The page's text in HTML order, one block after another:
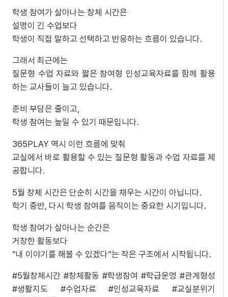
학생 참여가 살아나는 창체 시간은
설명이 긴 수업보다
학생이 직접 말하고 선택하고 반응하는 흐름이 있습니다.
그래서 최근에는
질문형 수업 자료와 짧은 참여형 인성교육자료를 함께 활용
하는 교사들이 늘고 있습니다.
준비 부담은 줄이고,
학생 참여는 높일 수 있기 때문입니다.
365PLAY 역시 이런 흐름에 맞춰
교실에서 바로 활용할 수 있는 질문형 활동과 수업 자료를 제
공합니다.
5월 창체 시간은 단순히 시간을 채우는 시간이 아닙니다.
학기 중반, 다시 학생 참여를 움직이는 중요한 시기입니다.
학생 참여가 살아나는 순간은
거창한 활동보다
“내 이야기를 해볼 수 있겠다”는 작은 구조에서 시작됩니다.
#5월창체시간 #창체활동 #학생참여 #학급운영 #관계형성
#생활지도 #수업자료 #인성교육자료 #교실분위기